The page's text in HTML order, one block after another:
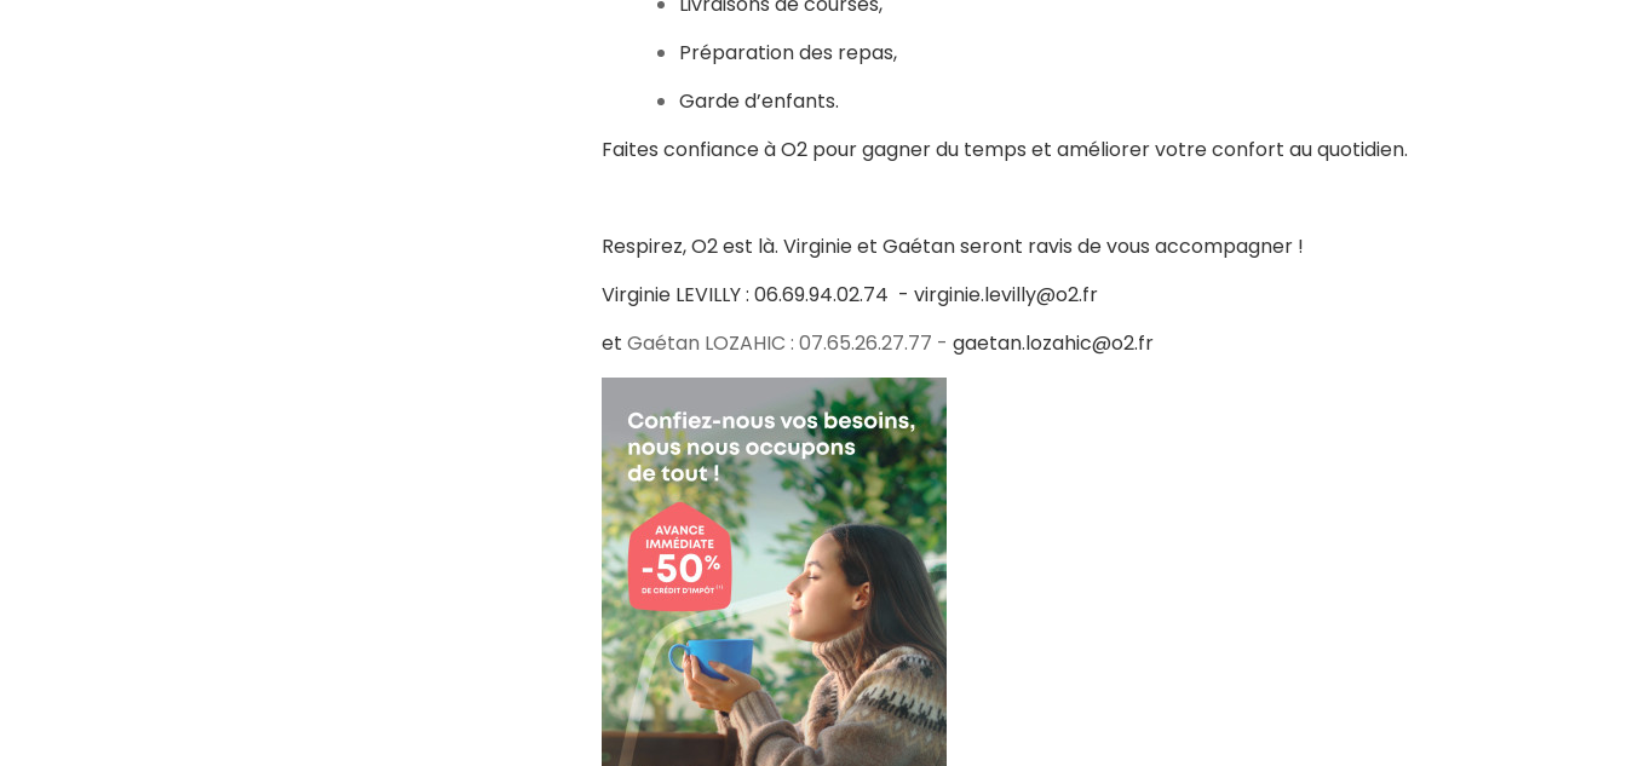
Préparation des repas,
Garde d’enfants.
Faites confiance à O2 pour gagner du temps et améliorer votre confort au quotidien.
Respirez, O2 est là. Virginie et Gaétan seront ravis de vous accompagner !
Virginie LEVILLY : 06.69.94.02.74 - virginie.levilly@o2.fr
et Gaétan LOZAHIC : 07.65.26.27.77 - gaetan.lozahic@o2.fr